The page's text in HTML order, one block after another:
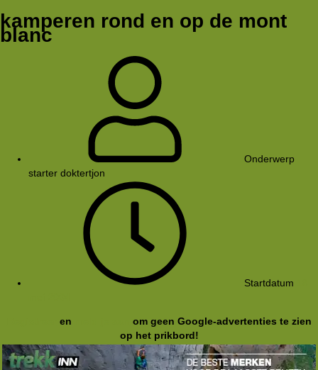
kamperen rond en op de mont
blanc
Onderwerp
starter doktertjon
Startdatum
en
om geen Google-advertenties te zien
op het prikbord!